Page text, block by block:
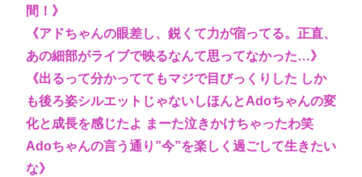
間！》
《アドちゃんの眼差し、鋭くて力が宿ってる。正直、
あの細部がライブで映るなんて思ってなかった…》
《出るって分かっててもマジで目びっくりした しか
も後ろ姿シルエットじゃないしほんとAdoちゃんの変
化と成長を感じたよ まーた泣きかけちゃったわ笑
Adoちゃんの言う通り”今”を楽しく過ごして生きたい
な》